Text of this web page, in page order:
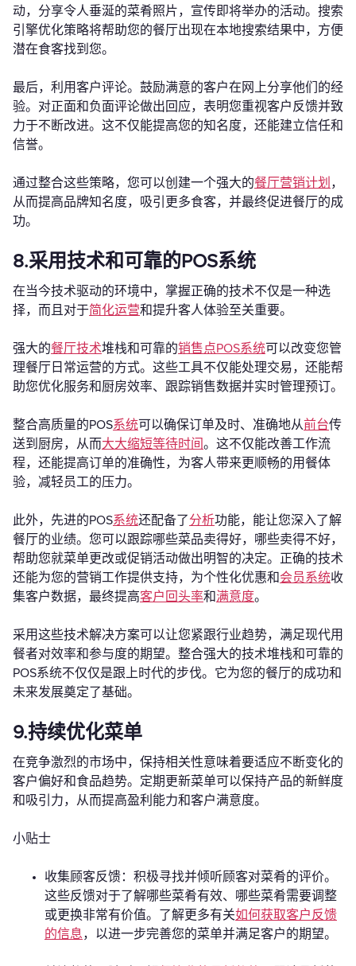
动，分享令人垂涎的菜肴照片，宣传即将举办的活动。搜索
引擎优化策略将帮助您的餐厅出现在本地搜索结果中，方便
潜在食客找到您。
最后，利用客户评论。鼓励满意的客户在网上分享他们的经
验。对正面和负面评论做出回应，表明您重视客户反馈并致
力于不断改进。这不仅能提高您的知名度，还能建立信任和
信誉。
通过整合这些策略，您可以创建一个强大的餐厅营销计划 ，
从而提高品牌知名度，吸引更多食客，并最终促进餐厅的成
功。
8.采用技术和可靠的POS系统
在当今技术驱动的环境中，掌握正确的技术不仅是一种选
择，而且对于简化运营和提升客人体验至关重要。
强大的餐厅技术堆栈和可靠的销售点POS系统可以改变您管
理餐厅日常运营的方式。这些工具不仅能处理交易，还能帮
助您优化服务和厨房效率、跟踪销售数据并实时管理预订。
整合高质量的POS系统可以确保订单及时、准确地从前台传
送到厨房，从而大大缩短等待时间。这不仅能改善工作流
程，还能提高订单的准确性，为客人带来更顺畅的用餐体
验，减轻员工的压力。
此外，先进的POS系统还配备了分析功能，能让您深入了解
餐厅的业绩。您可以跟踪哪些菜品卖得好，哪些卖得不好，
帮助您就菜单更改或促销活动做出明智的决定。正确的技术
还能为您的营销工作提供支持，为个性化优惠和会员系统收
集客户数据，最终提高客户回头率和满意度。
采用这些技术解决方案可以让您紧跟行业趋势，满足现代用
餐者对效率和参与度的期望。整合强大的技术堆栈和可靠的
POS系统不仅仅是跟上时代的步伐。它为您的餐厅的成功和
未来发展奠定了基础。
9.持续优化菜单
在竞争激烈的市场中，保持相关性意味着要适应不断变化的
客户偏好和食品趋势。定期更新菜单可以保持产品的新鲜度
和吸引力，从而提高盈利能力和客户满意度。
小贴士
收集顾客反馈：积极寻找并倾听顾客对菜肴的评价。
这些反馈对于了解哪些菜肴有效、哪些菜肴需要调整
或更换非常有价值。了解更多有关如何获取客户反馈
的信息，以进一步完善您的菜单并满足客户的期望。